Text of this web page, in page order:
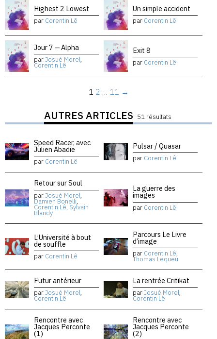
Highest 2 Lowest
par Corentin Lê
Un simple accident
par Corentin Lê
Jour 7 — Alpha
parJosué Morel,
Corentin Lê
Exit 8
par Corentin Lê
1 2 … 11 →
AUTRES ARTICLES 51 résultats
Speed Racer, avec
Julien Abadie
par Corentin Lê
Pulsar / Quasar
par Corentin Lê
Retour sur Soul
parJosué Morel,
Damien Bonelli,
Corentin Lê, Sylvain
Blandy
La guerre des
images
par Corentin Lê
L’Université à bout
de souffle
par Corentin Lê
Parcours Le Livre
d’image
par Corentin Lê,
Thomas Lequeu
Futur antérieur
parJosué Morel,
Corentin Lê
La rentrée Critikat
parJosué Morel,
Corentin Lê
Rencontre avec
Jacques Perconte
(1)
Rencontre avec
Jacques Perconte
(2)